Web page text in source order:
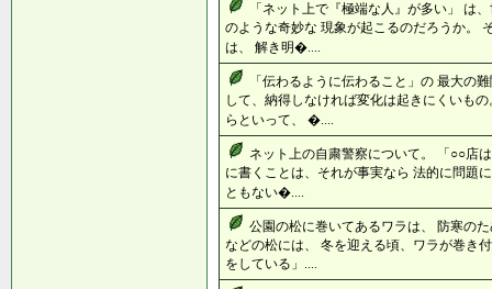
「ネット上で『極端な人』が多い」 は
のような奇妙な 現象が起こるのだろうか。
は、 解き明�....
「伝わるように伝わること」の 最大の
して、納得しなければ変化は起きにくいも
らといって、 �....
ネット上の自粛警察について。 「○○店
に書くことは、それが事実なら 法的に問題
ともない�....
公園の松に巻いてあるワラは、 防寒の
などの松には、 冬を迎える頃、ワラが巻き
をしている」....